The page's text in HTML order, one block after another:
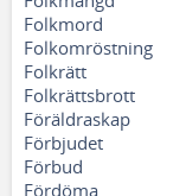
Folkmord
Folkomröstning
Folkrätt
Folkrättsbrott
Föräldraskap
Förbjudet
Förbud
Fördöma